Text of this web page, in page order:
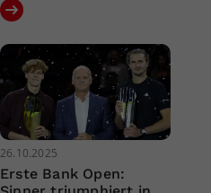
26.10.2025
Erste Bank Open: